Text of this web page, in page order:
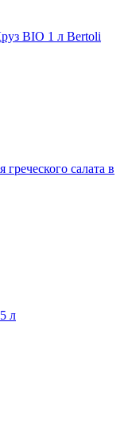
BIO 1 л Bertoli
салата в
л